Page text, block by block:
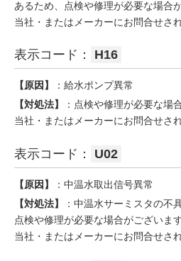
あるため、点検や修理が必要な場合
当社・またはメーカーにお問合せさ
表示コード： H16
【原因】
：給水ポンプ異常
【対処法】
：点検や修理が必要な場
当社・またはメーカーにお問合せさ
表示コード： U02
【原因】
：中温水取出信号異常
【対処法】
：中温水サーミスタの不
点検や修理が必要な場合がございます
当社・またはメーカーにお問合せさ